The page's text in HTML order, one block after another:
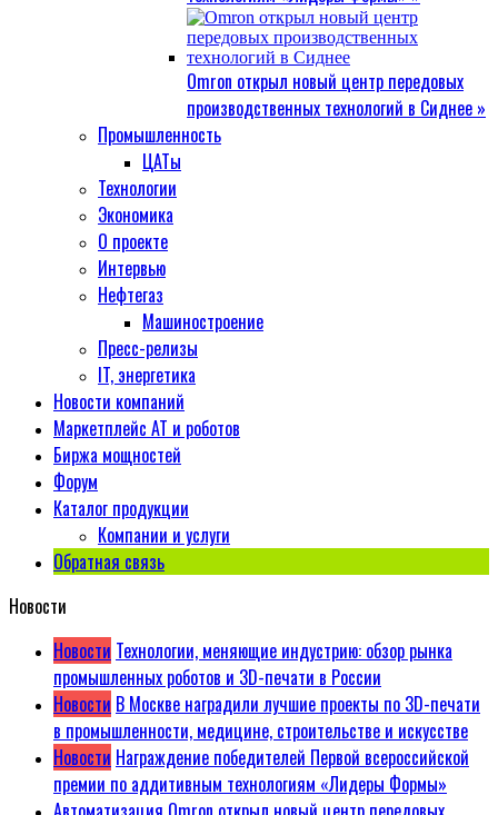
Omron открыл новый центр передовых
производственных технологий в Сиднее »
Промышленность
ЦАТы
Технологии
Экономика
О проекте
Интервью
Нефтегаз
Машиностроение
Пресс-релизы
IT, энергетика
Новости компаний
Маркетплейс АТ и роботов
Биржа мощностей
Форум
Каталог продукции
Компании и услуги
Обратная связь
Новости
Новости Технологии, меняющие индустрию: обзор рынка
промышленных роботов и 3D-печати в России
Новости В Москве наградили лучшие проекты по 3D-печати
в промышленности, медицине, строительстве и искусстве
Новости Награждение победителей Первой всероссийской
премии по аддитивным технологиям «Лидеры Формы»